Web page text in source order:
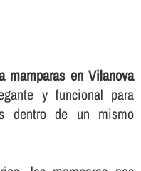
mamparas en Vilanova
y funcional para
dentro de un mismo